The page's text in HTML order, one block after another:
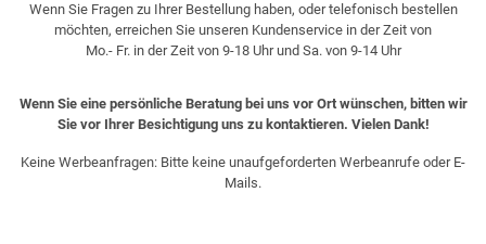
Wenn Sie Fragen zu Ihrer Bestellung haben, oder telefonisch bestellen
möchten, erreichen Sie unseren Kundenservice in der Zeit von
Mo.- Fr. in der Zeit von 9-18 Uhr und Sa. von 9-14 Uhr
Wenn Sie eine persönliche Beratung bei uns vor Ort wünschen, bitten wir
Sie vor Ihrer Besichtigung uns zu kontaktieren. Vielen Dank!
Keine Werbeanfragen: Bitte keine unaufgeforderten Werbeanrufe oder E-
Mails.